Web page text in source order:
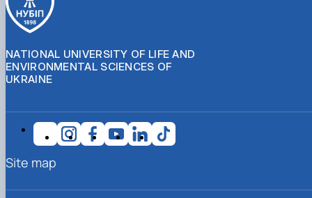
NATIONAL UNIVERSITY OF LIFE AND
ENVIRONMENTAL SCIENCES OF
UKRAINE
Site map